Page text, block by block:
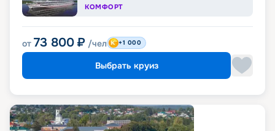
КОМФОРТ
от 73 800 ₽ /чел +1 000
Выбрать круиз